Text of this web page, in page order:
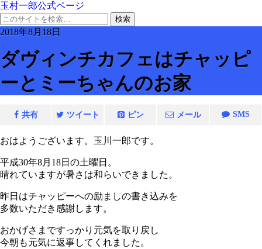
玉村一郎公式ページ
2018年8月18日
ダヴィンチカフェはチャッピ
ーとミーちゃんのお家
共有 ツイート ピン メール SMS
おはようございます。玉川一郎です。
平成30年8月18日の土曜日。
晴れていますが暑さは和らいできました。
昨日はチャッピーへの励ましの書き込みを
多数いただき感謝します。
おかげさまですっかり元気を取り戻し
今朝も元気に返事してくれました。